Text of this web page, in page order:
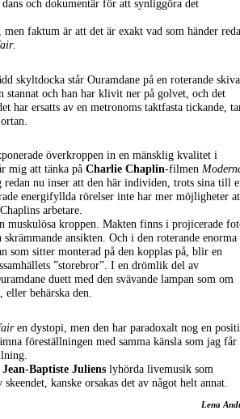
och dokumentär för att synliggöra det
faktum är att det är exakt vad som händer
.
skyltdocka står Ouramdane på en roterande
stannat och han har klivit ner på golvet, och det
har ersatts av en metronoms taktfasta tickande,
överkroppen in en mänsklig kvalitet i
mig att tänka på Charlie Chaplin-filmen
redan nu inser att den här individen, trots sina till
energifyllda rörelser inte har mer möjligheter
arbetare.
muskulösa kroppen. Makten finns i projicerade
ansikten. Och i den roterande enorma
som sitter monterad på den kopplas på, blir en
”storebror”. I en drömlik del av
duett med den svävande lampan som om
eller behärska den.
en dystopi, men den har paradoxalt nog en
föreställningen med samma känsla som jag får
Jean-Baptiste Juliens lyhörda livemusik som
kanske orsakas det av något helt annat.
Lena